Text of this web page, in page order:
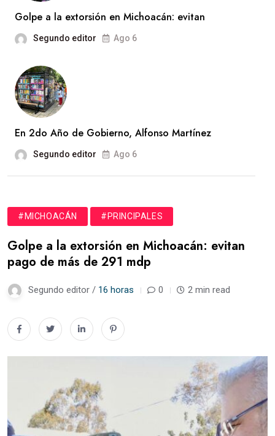
Golpe a la extorsión en Michoacán: evitan
Segundo editor Ago 6
En 2do Año de Gobierno, Alfonso Martínez
Segundo editor Ago 6
#MICHOACÁN #PRINCIPALES
Golpe a la extorsión en Michoacán: evitan
pago de más de 291 mdp
Segundo editor / 16 horas 0 2 min read